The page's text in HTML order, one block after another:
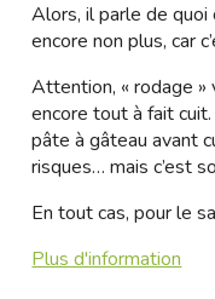
Alors, il parle de
encore non plus, car
Attention, « rodage »
encore tout à fait
pâte à gâteau avant
risques… mais c’est
En tout cas, pour le
Plus d'information